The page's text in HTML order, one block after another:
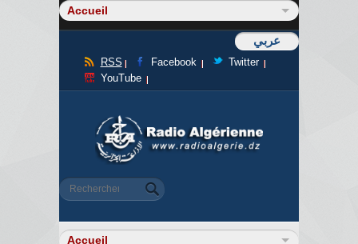
عربي
RSS Facebook
Twitter
YouTube
Formulaire de recherche
Rechercher